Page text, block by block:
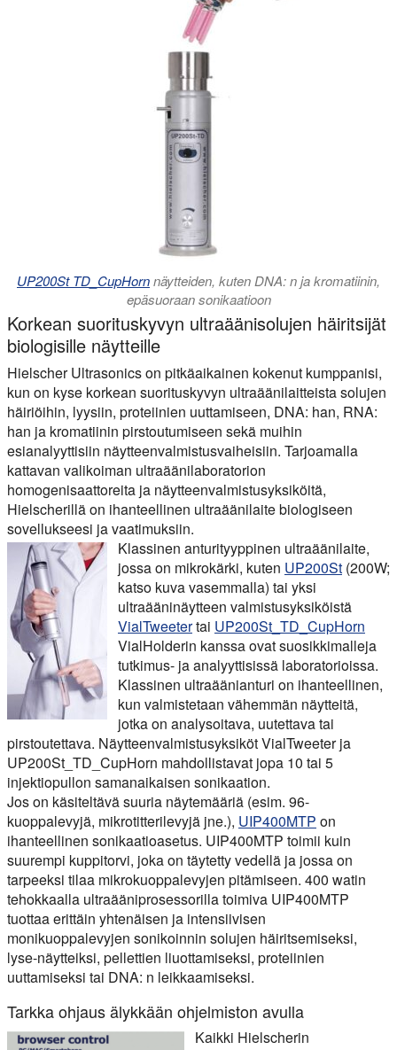
UP200St TD_CupHornnäytteiden, kuten DNA: n ja kromatiinin,
epäsuoraan sonikaatioon
Korkean suorituskyvyn ultraäänisolujen häiritsijät
biologisille näytteille
Hielscher Ultrasonics on pitkäaikainen kokenut kumppanisi,
kun on kyse korkean suorituskyvyn ultraäänilaitteista solujen
häiriöihin, lyysiin, proteiinien uuttamiseen, DNA: han, RNA:
han ja kromatiinin pirstoutumiseen sekä muihin
esianalyyttisiin näytteenvalmistusvaiheisiin. Tarjoamalla
kattavan valikoiman ultraäänilaboratorion
homogenisaattoreita ja näytteenvalmistusyksiköitä,
Hielscherillä on ihanteellinen ultraäänilaite biologiseen
sovellukseesi ja vaatimuksiin.
Klassinen anturityyppinen ultraäänilaite,
jossa on mikrokärki, kuten UP200St (200W;
katso kuva vasemmalla) tai yksi
ultraääninäytteen valmistusyksiköistä
VialTweetertai UP200St_TD_CupHorn
VialHolderin kanssa ovat suosikkimalleja
tutkimus- ja analyyttisissä laboratorioissa.
Klassinen ultraäänianturi on ihanteellinen,
kun valmistetaan vähemmän näytteitä,
jotka on analysoitava, uutettava tai
pirstoutettava. Näytteenvalmistusyksiköt VialTweeter ja
UP200St_TD_CupHorn mahdollistavat jopa 10 tai 5
injektiopullon samanaikaisen sonikaation.
Jos on käsiteltävä suuria näytemääriä (esim. 96-
kuoppalevyjä, mikrotitterilevyjä jne.), UIP400MTP on
ihanteellinen sonikaatioasetus. UIP400MTP toimii kuin
suurempi kuppitorvi, joka on täytetty vedellä ja jossa on
tarpeeksi tilaa mikrokuoppalevyjen pitämiseen. 400 watin
tehokkaalla ultraääniprosessorilla toimiva UIP400MTP
tuottaa erittäin yhtenäisen ja intensiivisen
monikuoppalevyjen sonikoinnin solujen häiritsemiseksi,
lyse-näytteiksi, pellettien liuottamiseksi, proteiinien
uuttamiseksi tai DNA: n leikkaamiseksi.
Tarkka ohjaus älykkään ohjelmiston avulla
Kaikki Hielscherin